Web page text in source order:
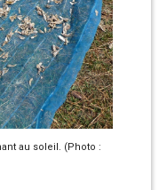
au soleil. (Photo :